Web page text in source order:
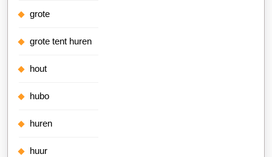
grote
grote tent huren
hout
hubo
huren
huur